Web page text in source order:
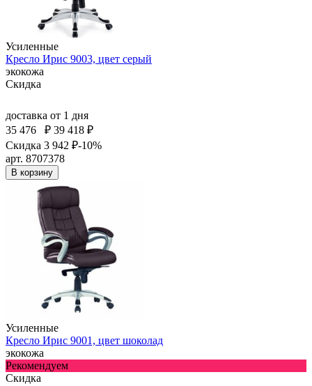
Усиленные
Кресло Ирис 9003, цвет серый
экокожа
Скидка
доставка от 1 дня
35 476
₽ 39 418 ₽
Скидка 3 942 ₽-10%
арт. 8707378
В корзину
Усиленные
Кресло Ирис 9001, цвет шоколад
экокожа
Рекомендуем
Скидка